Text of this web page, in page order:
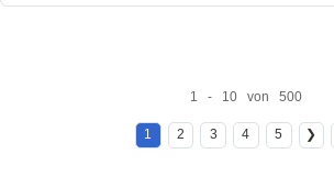
1 - 10 von 500
1 2 3 4 5 ❯